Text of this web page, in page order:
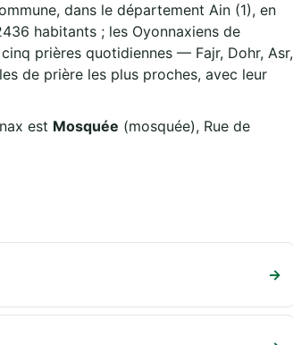
dans le département Ain (1), en
habitants ; les Oyonnaxiens de
prières quotidiennes — Fajr, Dohr, Asr,
de prière les plus proches, avec leur
est Mosquée (mosquée), Rue de
→